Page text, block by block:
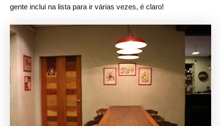
gente inclui na lista para ir várias vezes, é claro!